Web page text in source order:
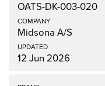
OATS-DK-003-020
Midsona A/S
12 Jun 2026